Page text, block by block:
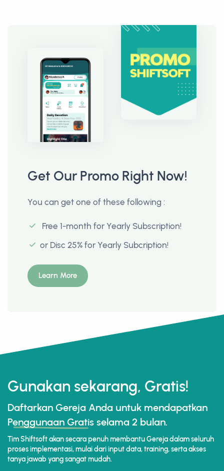
Get Our Promo Right Now!
You can get one of these following :
Free 1-month for Yearly Subscription!
or Disc 25% for Yearly Subcription!
Learn More
Gunakan sekarang, Gratis!
Daftarkan Gereja Anda untuk mendapatkan
Penggunaan Gratis selama 2 bulan.
Tim Shiftsoft akan secara penuh membantu Gereja dalam seluruh
proses implementasi, mulai dari input data, training, serta akses
tanya jawab yang sangat mudah.